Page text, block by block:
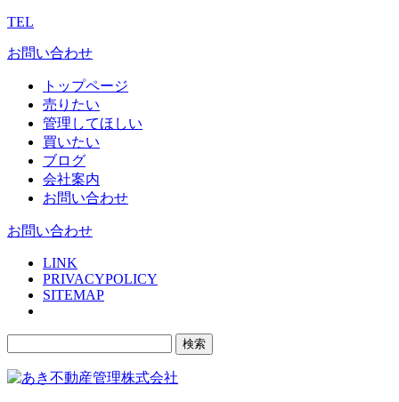
TEL
お問い合わせ
トップページ
売りたい
管理してほしい
買いたい
ブログ
会社案内
お問い合わせ
お問い合わせ
LINK
PRIVACYPOLICY
SITEMAP